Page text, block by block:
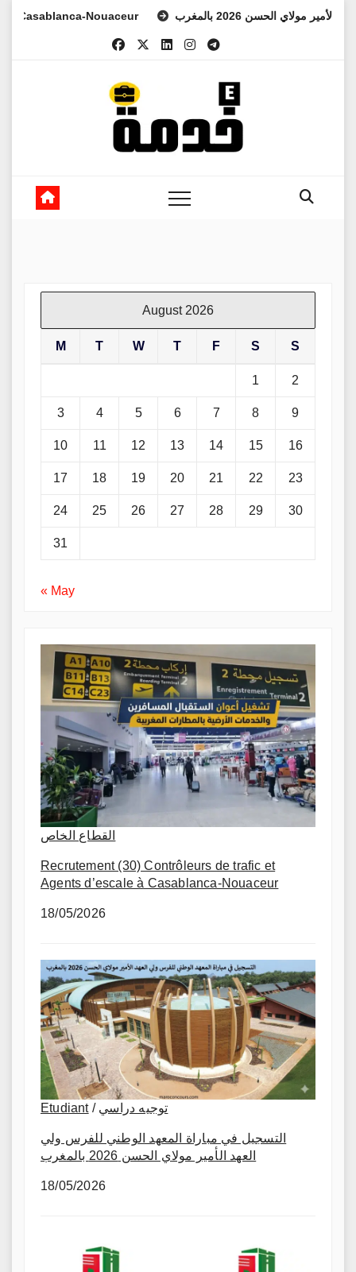
Skip
Nouaceur الأمير مولاي الحسن 2026 بالمغرب
August 2026
M T W T F S S
1 2
3 4 5 6 7 8 9
10 11 12 13 14 15 16
17 18 19 20 21 22 23
24 25 26 27 28 29 30
31
« May
القطاع الخاص
Recrutement (30) Contrôleurs de trafic et
Agents d’escale à Casablanca-Nouaceur
18/05/2026
Etudiant/ توجيه دراسي
التسجيل في مباراة المعهد الوطني للفرس ولي
العهد الأمير مولاي الحسن 2026 بالمغرب
18/05/2026